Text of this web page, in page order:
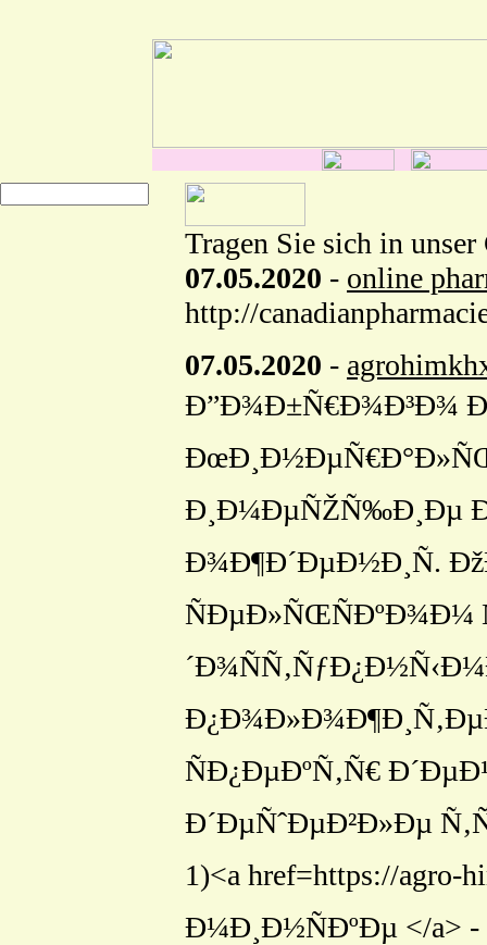
Tragen Sie sich in unser
07.05.2020 - online
http://
07.05.2020 -
Ð”Ð¾Ð±Ñ€Ð¾Ð³Ð¾
Ð¸Ð¼ÐµÑŽÑ‰Ð¸Ðµ
Ð¾Ð¶Ð´ÐµÐ½Ð¸Ñ.
ÑÐµÐ»ÑŒÑÐºÐ¾Ð¼
ÑÐ¿ÐµÐºÑ‚Ñ€
Ð´ÐµÑˆÐµÐ²Ð»Ðµ
1)<a href=https://
Ð¼Ð¸Ð½ÑÐºÐµ </a>